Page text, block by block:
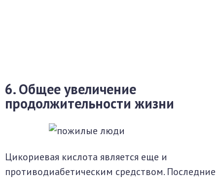
6. Общее увеличение
продолжительности жизни
Цикориевая кислота является еще и
противодиабетическим средством. Последние